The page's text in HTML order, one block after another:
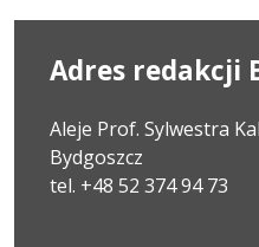
Adres redakcji
Aleje Prof. Sylwestra
Bydgoszcz
tel. +48 52 374 94 73